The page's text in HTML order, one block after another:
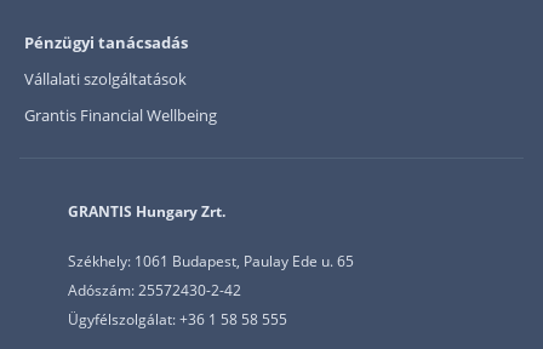
Pénzügyi tanácsadás
Vállalati szolgáltatások
Grantis Financial Wellbeing
GRANTIS Hungary Zrt.
Székhely: 1061 Budapest, Paulay Ede u. 65
Adószám: 25572430-2-42
Ügyfélszolgálat: +36 1 58 58 555